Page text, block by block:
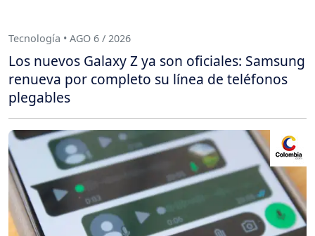
Tecnología • AGO 6 / 2026
Los nuevos Galaxy Z ya son oficiales: Samsung
renueva por completo su línea de teléfonos
plegables